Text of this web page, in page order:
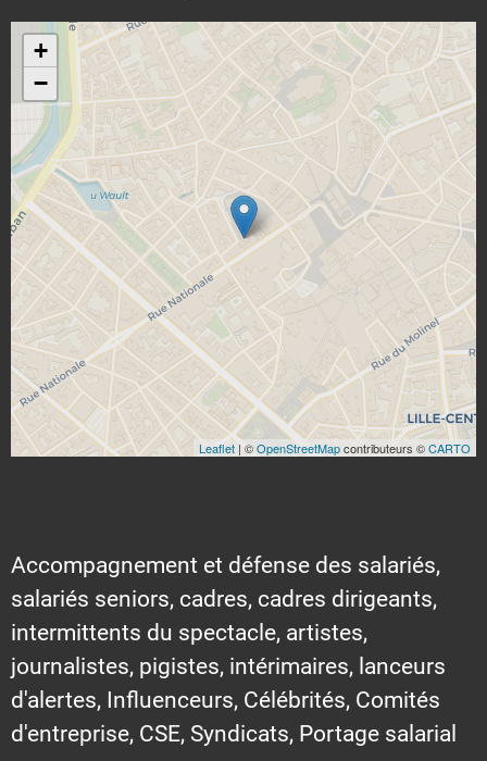
+
−
Leaflet | ©OpenStreetMapcontributeurs ©CARTO
Accompagnement et défense des salariés,
salariés seniors, cadres, cadres dirigeants,
intermittents du spectacle, artistes,
journalistes, pigistes, intérimaires, lanceurs
d'alertes, Influenceurs, Célébrités, Comités
d'entreprise, CSE, Syndicats, Portage salarial